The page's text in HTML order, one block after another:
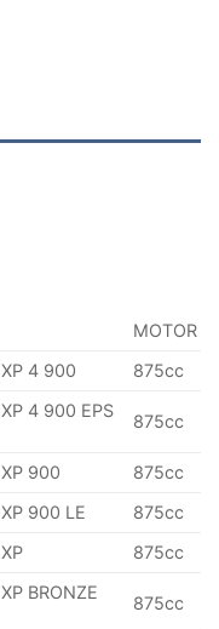
MOTOR
XP 4 900 875cc
4 900 EPS
875cc
900
875cc
900 LE
875cc
875cc
BRONZE
875cc